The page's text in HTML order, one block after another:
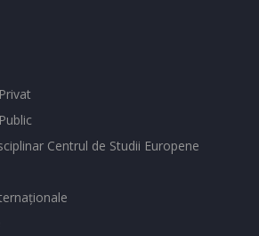
Centrul de Studii Europene